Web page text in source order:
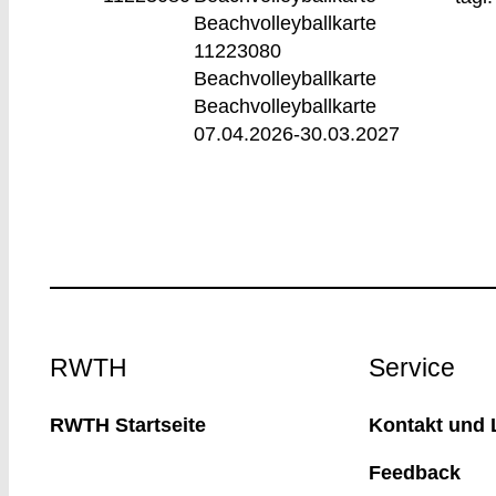
Beachvolleyballkarte
11223080
Beachvolleyballkarte
Beachvolleyballkarte
07.04.2026-30.03.2027
RWTH
RWTH Startseite
Service
Kontakt und
Feedback